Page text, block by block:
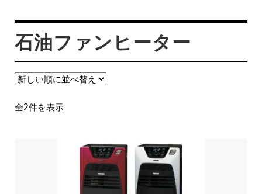
へ
ス
キ
ッ
プ
キ
ッ
プ
ご来場特典
お知らせ
石油ファンヒーター
全2件を表示新